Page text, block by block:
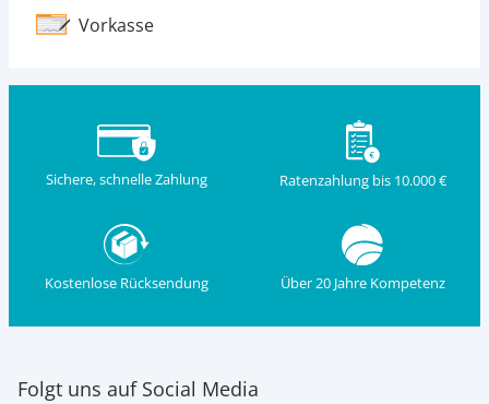
Vorkasse
Sichere, schnelle Zahlung Ratenzahlung bis 10.000 €
Kostenlose Rücksendung Über 20 Jahre Kompetenz
Folgt uns auf Social Media